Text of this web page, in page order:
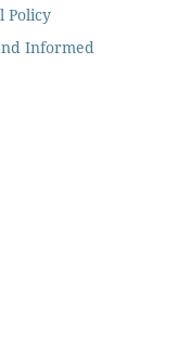
Policy
Informed